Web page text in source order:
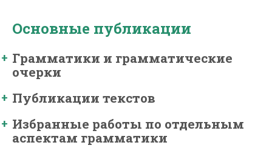
Основные публикации
Грамматики и грамматические
очерки
Публикации текстов
Избранные работы по отдельным
аспектам грамматики